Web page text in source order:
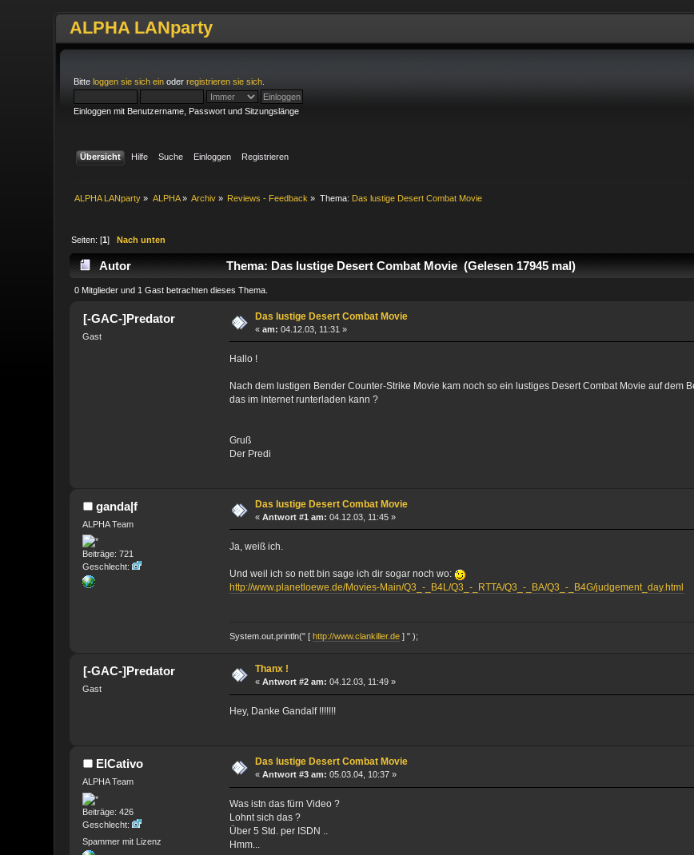
ALPHA LANparty
Bitteloggen sie sich ein oderregistrieren sie sich
Einloggen mit Benutzername, Passwort und Sitzungslänge
Übersicht Hilfe Suche Einloggen Registrieren
ALPHA LANparty » ALPHA» Archiv » Reviews - Feedback » Thema: Das lustige Desert Combat Movie
Seiten: [1]Nach unten
Autor Thema: Das lustige Desert Combat Movie (Gelesen 17945 mal)
0 Mitglieder und 1 Gast betrachten dieses Thema.
[-GAC-]Predator
Gast
Das lustige Desert Combat Movie
«am: 04.12.03, 11:31 »
Hallo !
Nach dem lustigen Bender Counter-Strike Movie kam noch so ein lustiges Desert Combat Movie auf dem
das im Internet runterladen kann ?
Gruß
Der Predi
ganda|f
ALPHA Team
Beiträge: 721
Geschlecht:
Das lustige Desert Combat Movie
«Antwort #1 am: 04.12.03, 11:45 »
Ja, weiß ich.
Und weil ich so nett bin sage ich dir sogar noch wo:
http://www.planetloewe.de/Movies-Main/Q3_-_B4L/Q3_-_RTTA/Q3_-_BA/Q3_-_B4G/judgement_day.html
System.out.println(" [ http://www.clankiller.de] " );
[-GAC-]Predator
Gast
Thanx !
«Antwort #2 am: 04.12.03, 11:49 »
Hey, Danke Gandalf !!!!!!!
ElCativo
ALPHA Team
Beiträge: 426
Geschlecht:
Spammer mit Lizenz
Das lustige Desert Combat Movie
«Antwort #3 am: 05.03.04, 10:37 »
Was istn das fürn Video ?
Lohnt sich das ?
Über 5 Std. per ISDN ..
Hmm...